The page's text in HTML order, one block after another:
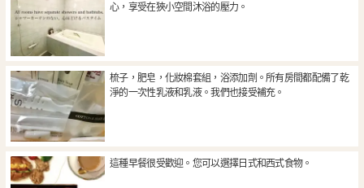
心，享受在狹小空間沐浴的壓力。
梳子，肥皂，化妝棉套組，浴添加劑。所有房間都配備了乾
淨的一次性乳液和乳液。我們也接受補充。
這種早餐很受歡迎。您可以選擇日式和西式食物。